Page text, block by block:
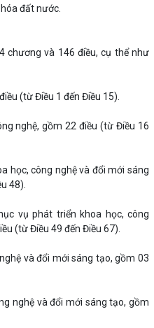
đất nước.
chương và 146 điều, cụ thể như
(từ Điều 1 đến Điều 15).
nghệ, gồm 22 điều (từ Điều 16
học, công nghệ và đổi mới sáng
48).
vụ phát triển khoa học, công
(từ Điều 49 đến Điều 67).
và đổi mới sáng tạo, gồm 03
nghệ và đổi mới sáng tạo, gồm